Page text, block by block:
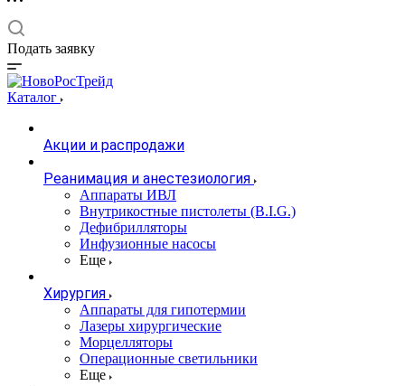
Подать заявку
Каталог
Акции и распродажи
Реанимация и анестезиология
Аппараты ИВЛ
Внутрикостные пистолеты (B.I.G.)
Дефибрилляторы
Инфузионные насосы
Еще
Хирургия
Аппараты для гипотермии
Лазеры хирургические
Морцелляторы
Операционные светильники
Еще